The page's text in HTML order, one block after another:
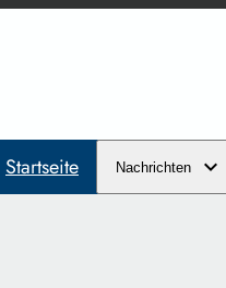
Startseite Nachrichten